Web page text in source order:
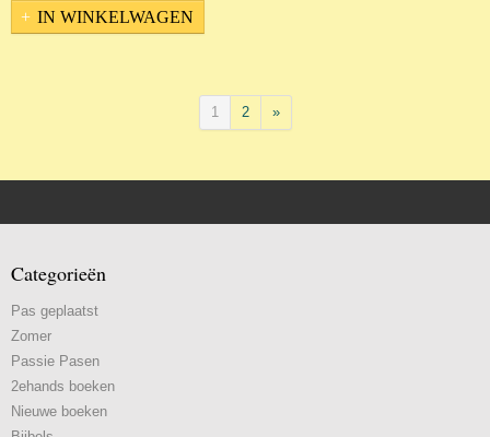
IN WINKELWAGEN
1 2 »
Categorieën
Pas geplaatst
Zomer
Passie Pasen
2ehands boeken
Nieuwe boeken